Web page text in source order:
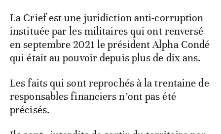
La Crief est une juridiction anti-corruption
instituée par les militaires qui ont renversé
en septembre 2021 le président Alpha Condé
qui était au pouvoir depuis plus de dix ans.
Les faits qui sont reprochés à la trentaine de
responsables financiers n’ont pas été
précisés.